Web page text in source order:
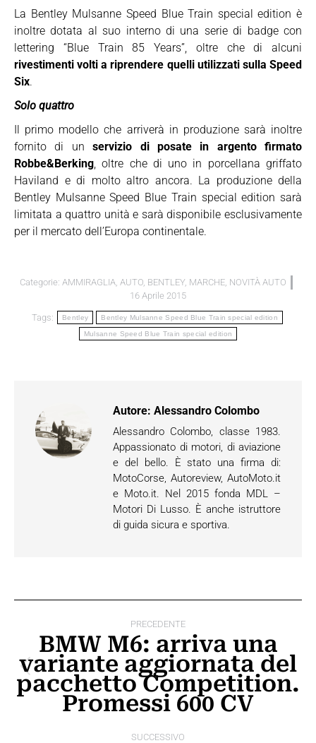
La Bentley Mulsanne Speed Blue Train special edition è
inoltre dotata al suo interno di una serie di badge con
lettering “Blue Train 85 Years”, oltre che di alcuni
rivestimenti volti a riprendere quelli utilizzati sulla Speed
Six.
Solo quattro
Il primo modello che arriverà in produzione sarà inoltre
fornito di unservizio di posate in argento firmato
Robbe&Berking, oltre che di uno in porcellana griffato
Haviland e di molto altro ancora. La produzione della
Bentley Mulsanne Speed Blue Train special edition sarà
limitata a quattro unità e sarà disponibile esclusivamente
per il mercato dell’Europa continentale.
Categorie: AMMIRAGLIA, AUTO, BENTLEY, MARCHE, NOVITÀ AUTO
16 Aprile 2015
Tags: Bentley Bentley Mulsanne Speed Blue Train special edition
Mulsanne Speed Blue Train special edition
Autore: Alessandro Colombo
Alessandro Colombo, classe 1983.
Appassionato di motori, di aviazione
e del bello. È stato una firma di:
MotoCorse, Autoreview, AutoMoto.it
e Moto.it. Nel 2015 fonda MDL –
Motori Di Lusso. È anche istruttore
di guida sicura e sportiva.
post
PRECEDENTE
Post
precedente:
BMW M6: arriva una
variante aggiornata del
pacchetto Competition.
Promessi 600 CV
SUCCESSIVO